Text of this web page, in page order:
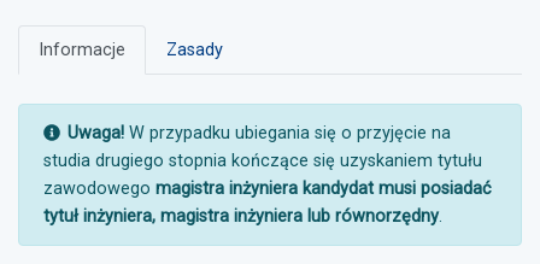
Informacje Zasady
UWAGA:
Uwaga! W przypadku ubiegania się o przyjęcie na
studia drugiego stopnia kończące się uzyskaniem tytułu
zawodowego magistra inżyniera kandydat musi posiadać
tytuł inżyniera, magistra inżyniera lub równorzędny.